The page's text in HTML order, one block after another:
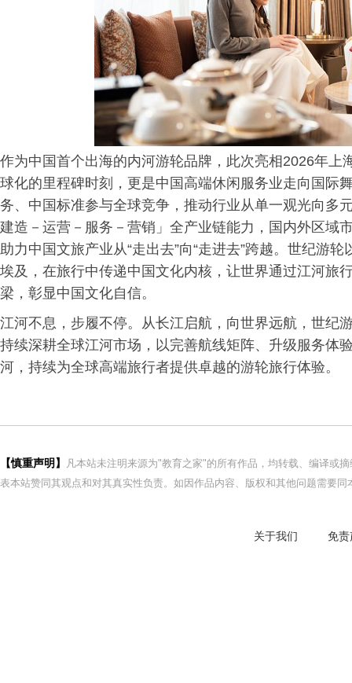
作为中国首个出海的内河游轮品牌，此次亮相2026年
球化的里程碑时刻，更是中国高端休闲服务业走向国际
务、中国标准参与全球竞争，推动行业从单一观光向多
建造－运营－服务－营销」全产业链能力，国内外区域
助力中国文旅产业从“走出去”向“走进去”跨越。世纪游
埃及，在旅行中传递中国文化内核，让世界通过江河旅
梁，彰显中国文化自信。
江河不息，步履不停。从长江启航，向世界远航，世纪
持续深耕全球江河市场，以完善航线矩阵、升级服务体
河，持续为全球高端旅行者提供卓越的游轮旅行体验。
【慎重声明】
凡本站未注明来源为"教育之家"的所有作品，均转载、编译或
表本站赞同其观点和对其真实性负责。如因作品内容、版权和其他问题需要
关于我们 免责